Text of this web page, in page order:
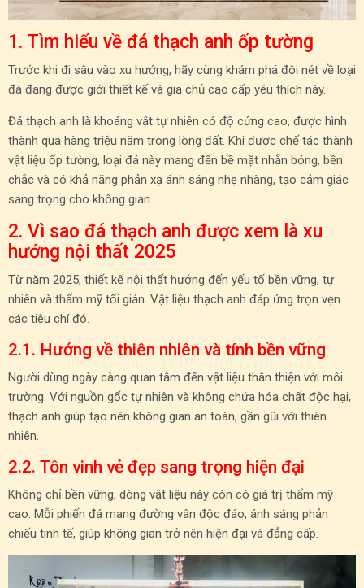
1. Tìm hiểu về đá thạch anh ốp tường
Trước khi đi sâu vào xu hướng, hãy cùng khám phá đôi nét về loại
đá đang được giới thiết kế và gia chủ cao cấp yêu thích này.
Đá thạch anh là khoáng vật tự nhiên có độ cứng cao, được hình
thành qua hàng triệu năm trong lòng đất. Khi được chế tác thành
vật liệu ốp tường, loại đá này mang đến bề mặt nhẵn bóng, bền
chắc và có khả năng phản xạ ánh sáng nhẹ nhàng, tạo cảm giác
sang trọng cho không gian.
2. Vì sao đá thạch anh được xem là xu
hướng nội thất 2025
Từ năm 2025, thiết kế nội thất hướng đến yếu tố bền vững, tự
nhiên và thẩm mỹ tối giản. Vật liệu thạch anh đáp ứng trọn vẹn
các tiêu chí đó.
2.1. Hướng về thiên nhiên và tính bền vững
Người dùng ngày càng quan tâm đến vật liệu thân thiện với môi
trường. Với nguồn gốc tự nhiên và không chứa hóa chất độc hại,
thạch anh giúp tạo nên không gian an toàn, gần gũi với thiên
nhiên.
2.2. Tôn vinh vẻ đẹp sang trọng hiện đại
Không chỉ bền vững, dòng vật liệu này còn có giá trị thẩm mỹ
cao. Mỗi phiến đá mang đường vân độc đáo, ánh sáng phản
chiếu tinh tế, giúp không gian trở nên hiện đại và đẳng cấp.